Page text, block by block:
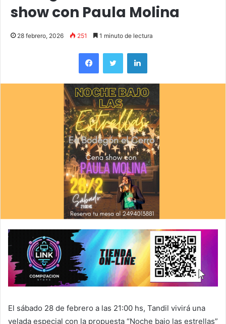
show con Paula Molina
28 febrero, 2026 251 1 minuto de lectura
El sábado 28 de febrero a las 21:00 hs, Tandil vivirá una
velada especial con la propuesta “Noche bajo las estrellas”